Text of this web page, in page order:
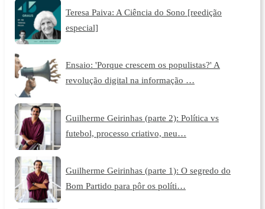
Teresa Paiva: A Ciência do Sono [reedição
especial]
Ensaio: 'Porque crescem os populistas?' A
revolução digital na informação …
Guilherme Geirinhas (parte 2): Política vs
futebol, processo criativo, neu…
Guilherme Geirinhas (parte 1): O segredo do
Bom Partido para pôr os políti…